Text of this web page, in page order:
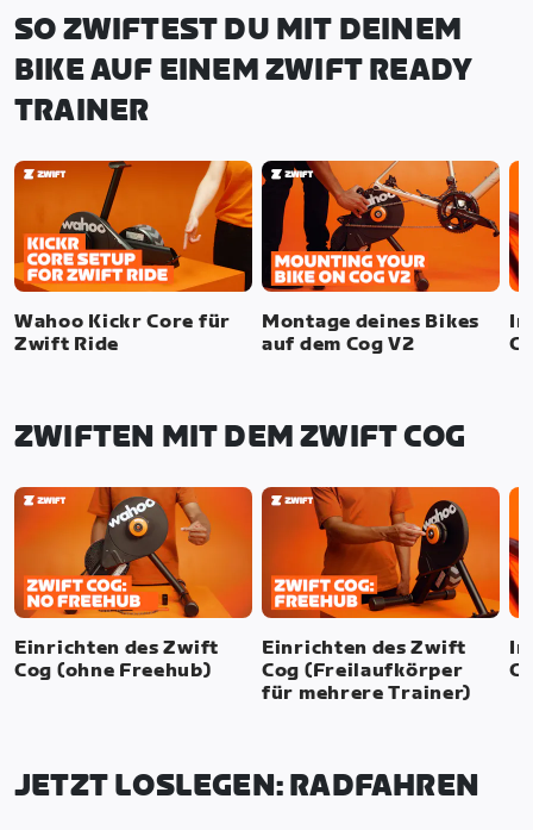
SO ZWIFTEST DU MIT DEINEM
BIKE AUF EINEM ZWIFT READY
TRAINER
Wahoo Kickr Core für
Zwift Ride
Montage deines Bikes
auf dem Cog V2
ZWIFTEN MIT DEM ZWIFT COG
Einrichten des Zwift
Cog (ohne Freehub)
Einrichten des Zwift
Cog (Freilaufkörper
für mehrere Trainer)
JETZT LOSLEGEN: RADFAHREN